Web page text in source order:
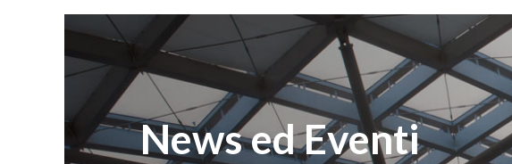
News ed Eventi